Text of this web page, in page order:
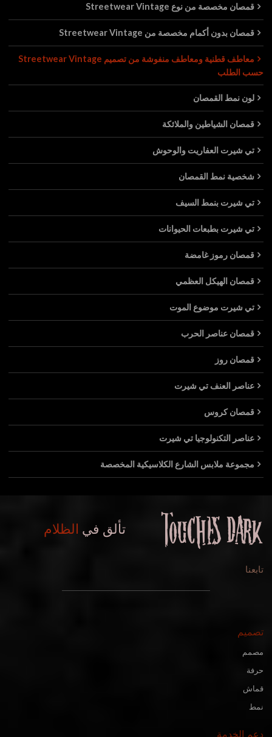
قمصان مخصصة من نوع Streetwear Vintage
قمصان بدون أكمام مخصصة من Streetwear Vintage
معاطف قطنية ومعاطف منفوشة من تصميم Streetwear Vintage
حسب الطلب
لون نمط القمصان
قمصان الشياطين والملائكة
تي شيرت العفاريت والوحوش
شخصية نمط القمصان
تي شيرت بنمط السيف
تي شيرت بطبعات الحيوانات
قمصان رموز غامضة
قمصان الهيكل العظمي
تي شيرت موضوع الموت
قمصان عناصر الحرب
قمصان روز
عناصر العنف تي شيرت
قمصان كروس
عناصر التكنولوجيا تي شيرت
مجموعة ملابس الشارع الكلاسيكية المخصصة
تألق في الظلام
تابعنا
تصميم
مصمم
حرفة
قماش
نمط
دعم الخدمة